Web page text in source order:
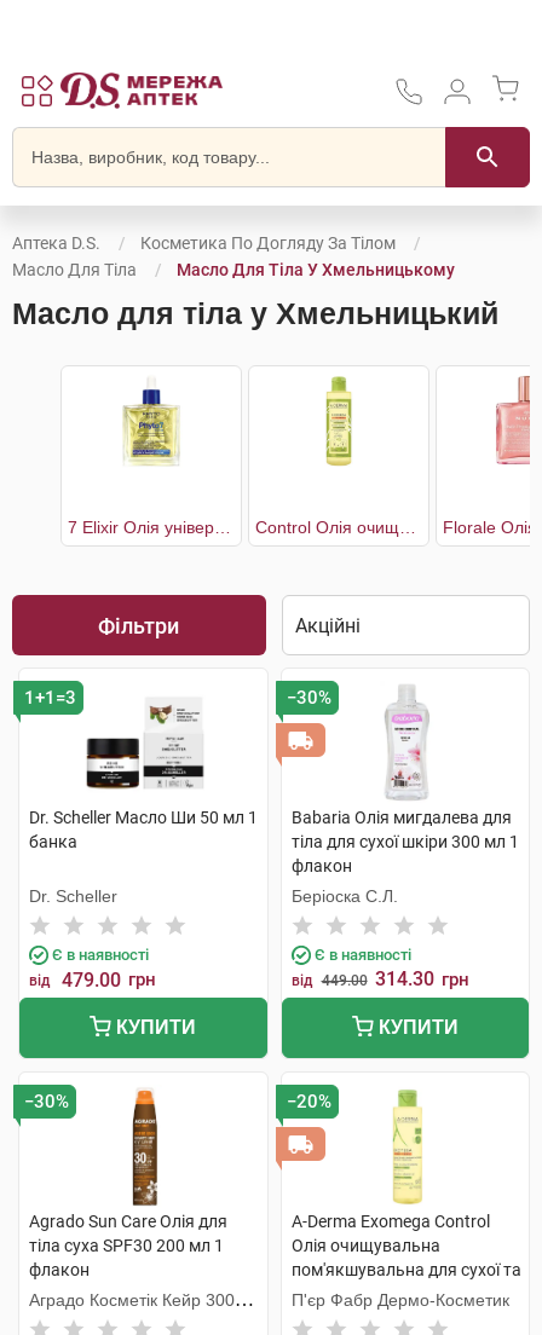
Аптека D.S.
Косметика По Догляду За Тілом
Масло Для Тіла
Масло Для Тіла У Хмельницькому
Масло для тіла у Хмельницький
Фільтри
1+1=3
Dr. Scheller Масло Ши 50 мл 1
банка
Dr. Scheller
Є в наявності
від 479.00 грн
КУПИТИ
−30%
Babaria Олія мигдалева для
тіла для сухої шкіри 300 мл 1
флакон
Беріоска С.Л.
Є в наявності
від 449.00 314.30 грн
КУПИТИ
−30%
Agrado Sun Care Олія для
тіла суха SPF30 200 мл 1
флакон
Аградо Косметік Кейр 3000
С.Л.У.
−20%
A-Derma Exomega Control
Олія очищувальна
пом'якшувальна для сухої та
атопічної шкіри 200 мл 1
флакон
П'єр Фабр Дермо-Косметик